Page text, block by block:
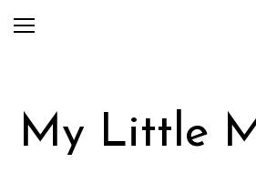
My Little